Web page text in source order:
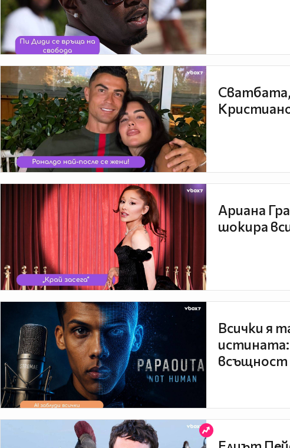
Ариана
шокира
Всички я
всъщност